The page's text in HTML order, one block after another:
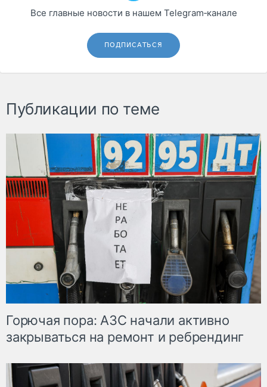
Все главные новости в нашем Telegram‑канале
ПОДПИСАТЬСЯ
Публикации по теме
Горючая пора: АЗС начали активно
закрываться на ремонт и ребрендинг